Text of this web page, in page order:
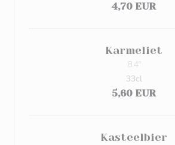
4,70 EUR
Karmeliet
8.4º
5,60 EUR
33cl
Kasteelbier